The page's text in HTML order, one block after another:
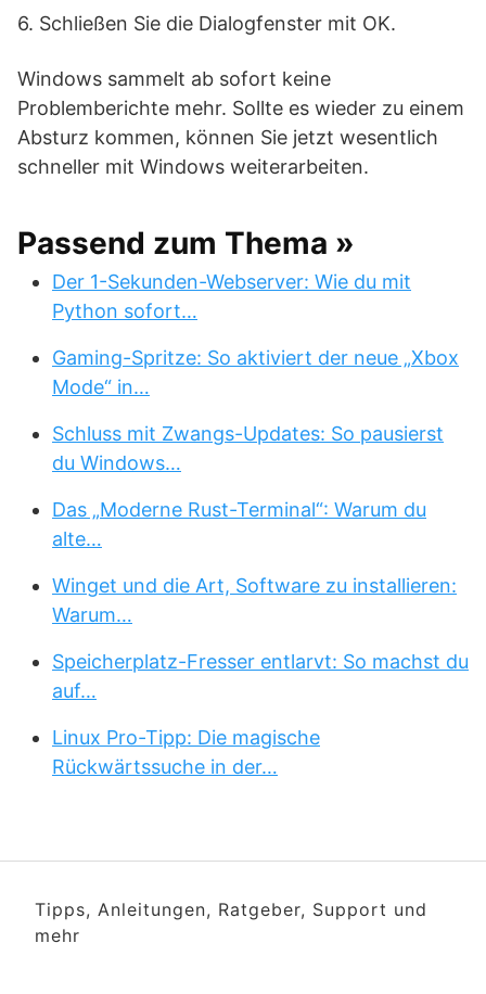
6. Schließen Sie die Dialogfenster mit OK.
Windows sammelt ab sofort keine
Problemberichte mehr. Sollte es wieder zu einem
Absturz kommen, können Sie jetzt wesentlich
schneller mit Windows weiterarbeiten.
Passend zum Thema »
Der 1-Sekunden-Webserver: Wie du mit
Python sofort…
Gaming-Spritze: So aktiviert der neue „Xbox
Mode“ in…
Schluss mit Zwangs-Updates: So pausierst
du Windows…
Das „Moderne Rust-Terminal“: Warum du
alte…
Winget und die Art, Software zu installieren:
Warum…
Speicherplatz-Fresser entlarvt: So machst du
auf…
Linux Pro-Tipp: Die magische
Rückwärtssuche in der…
Tipps, Anleitungen, Ratgeber, Support und
mehr